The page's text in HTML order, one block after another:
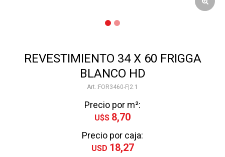
REVESTIMIENTO 34 X 60 FRIGGA
BLANCO HD
FOR3460-F|2.1
Precio por m²:
U$S 8,70
Precio por caja:
USD 18,27